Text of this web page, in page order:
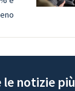
notizie più